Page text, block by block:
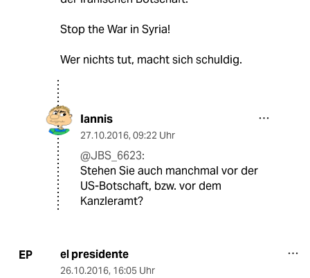
Stop the War in Syria!
Wer nichts tut, macht sich schuldig.
Iannis
27.10.2016, 09:22 Uhr
@JBS_6623:
Stehen Sie auch manchmal vor der
US-Botschaft, bzw. vor dem
Kanzleramt?
EP el presidente
26.10.2016, 16:05 Uhr